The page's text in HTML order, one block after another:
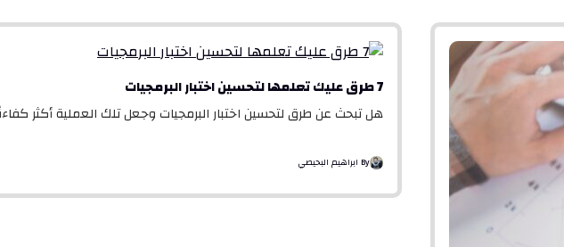
7 طرق عليك تعلمها لتحسين اختبار البرمجيات
هل تبحث عن طرق لتحسين اختبار البرمجيات وجعل تلك العملية أكثر
By ابراهيم البحيصي